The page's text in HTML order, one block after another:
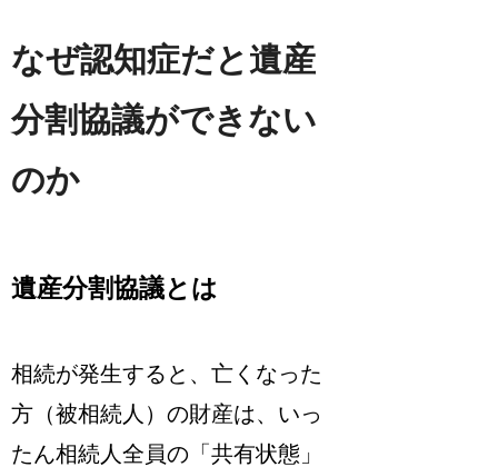
なぜ認知症だと遺産
分割協議ができない
のか
遺産分割協議とは
相続が発生すると、亡くなった
方（被相続人）の財産は、いっ
たん相続人全員の「共有状態」